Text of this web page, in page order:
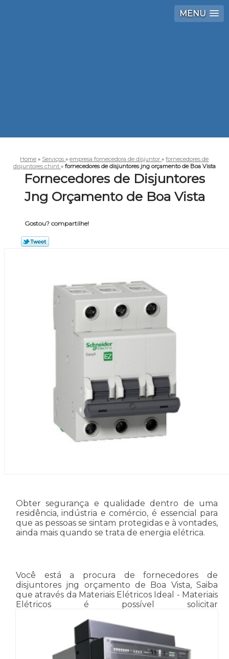
MENU
Home » Serviços»empresa fornecedora de disjuntor»fornecedores de
disjuntores chint » fornecedores de disjuntores jng orçamento de Boa Vista
Fornecedores de Disjuntores
Jng Orçamento de Boa Vista
Gostou? compartilhe!
Obter segurança e qualidade dentro de uma
residência, indústria e comércio, é essencial para
que as pessoas se sintam protegidas e à vontades,
ainda mais quando se trata de energia elétrica.
Você está a procura de fornecedores de
disjuntores jng orçamento de Boa Vista, Saiba
que através da Materiais Elétricos Ideal - Materiais
Elétricos é possível solicitar